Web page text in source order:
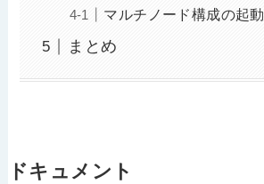
マルチノード構成の起動
まとめ
ドキュメント